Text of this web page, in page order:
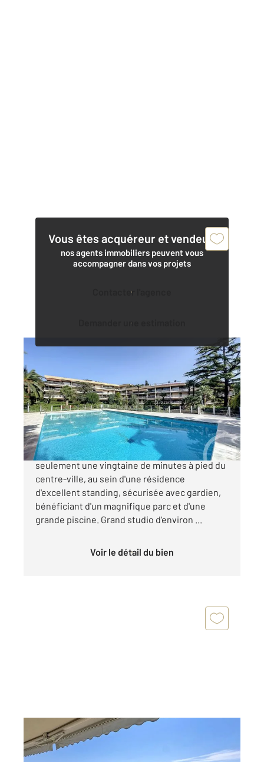
Vous êtes acquéreur et vendeur,
nos agents immobiliers peuvent vous
accompagner dans vos projets
Contacter l'agence
Demander une estimation
Ref : 52333
Appartement F1 à vendre
234 000 €
Cannes Secteur résidentiel de Montrose À
seulement une vingtaine de minutes à pied du
centre-ville, au sein d'une résidence
d'excellent standing, sécurisée avec gardien,
bénéficiant d'un magnifique parc et d'une
grande piscine. Grand studio d'environ ...
Voir le détail du bien
CANNES 06
98,01 m 2, 3 pièces
Ref : 52285